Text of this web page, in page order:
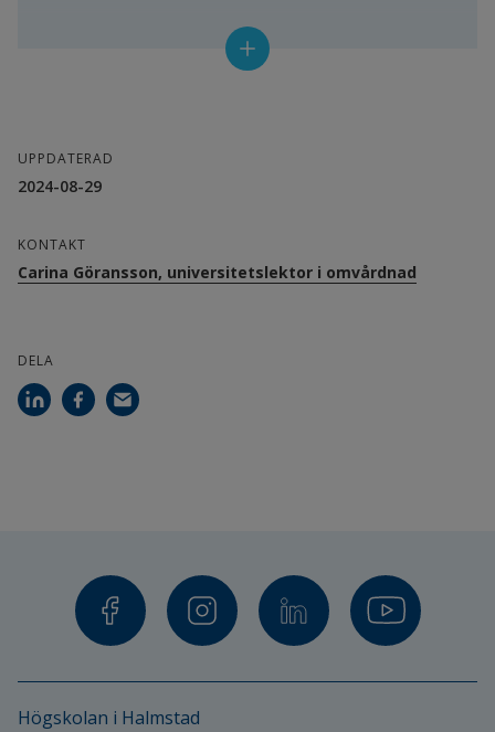
Partner/samverkan:
Projektdeltagare:
Ing-Marie Carlsson, docent i omvårdnad,
Nicole Huige, health care affairs director,
Essity
Publikationer:
UPPDATERAD
2024-08-29
KONTAKT
Carina Göransson, universitetslektor i omvårdnad
DELA
Högskolan i Halmstad